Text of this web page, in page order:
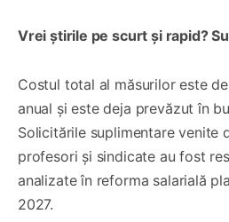
Vrei știrile pe scurt și rapid?
Costul total al măsurilor este
anual și este deja prevăzut în
Solicitările suplimentare venite
profesori și sindicate au fost
analizate în reforma salarială
2027.